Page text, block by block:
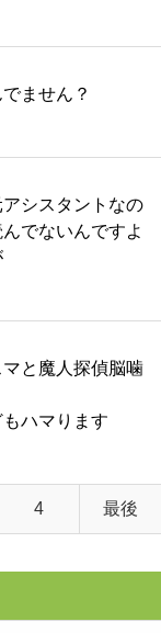
ません？
シスタントなの
でないんですよ
と魔人探偵脳噛
ハマります
4 最後